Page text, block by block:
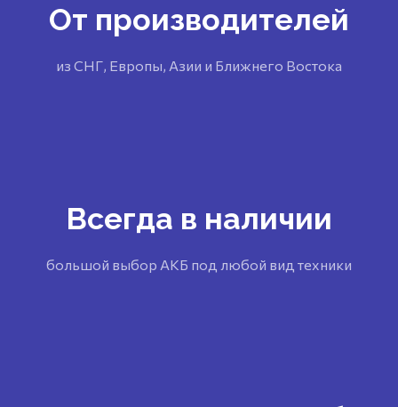
От производителей
из СНГ, Европы, Азии и Ближнего Востока
Всегда в наличии
большой выбор АКБ под любой вид техники